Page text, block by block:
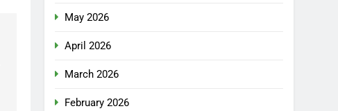
May 2026
April 2026
March 2026
February 2026